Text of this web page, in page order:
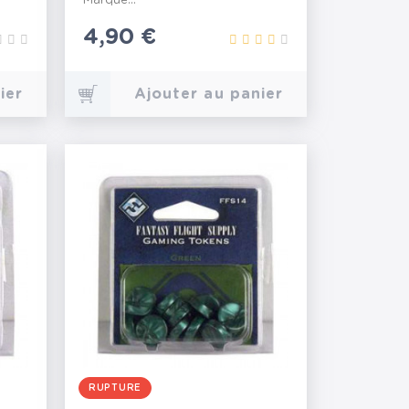
Prix
4,90 €
Ajouter au panier
RUPTURE